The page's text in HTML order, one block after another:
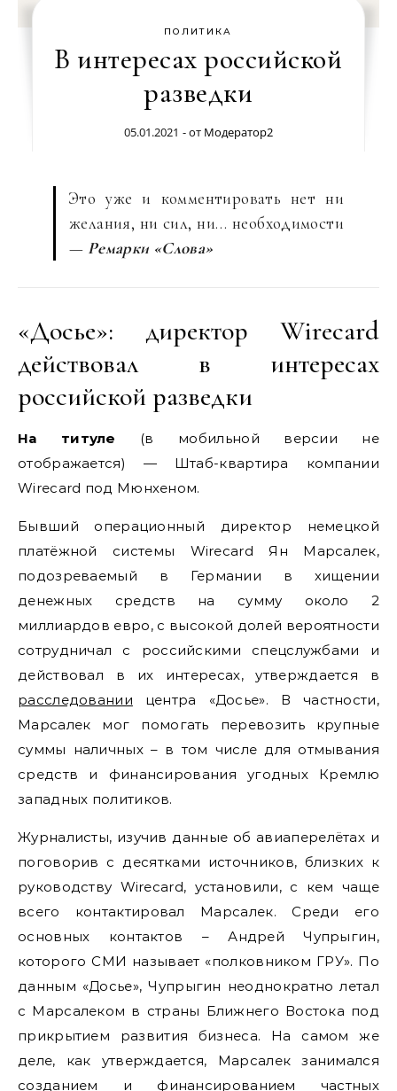
ПОЛИТИКА
В интересах российской
разведки
05.01.2021 - от Модератор2
Это уже и комментировать нет ни
желания, ни сил, ни… необходимости
— Ремарки «Слова»
«Досье»: директор Wirecard
действовал в интересах
российской разведки
На титуле (в мобильной версии не
отображается) — Штаб-квартира компании
Wirecard под Мюнхеном.
Бывший операционный директор немецкой
платёжной системы Wirecard Ян Марсалек,
подозреваемый в Германии в хищении
денежных средств на сумму около 2
миллиардов евро, с высокой долей вероятности
сотрудничал с российскими спецслужбами и
действовал в их интересах, утверждается в
расследовании центра «Досье». В частности,
Марсалек мог помогать перевозить крупные
суммы наличных – в том числе для отмывания
средств и финансирования угодных Кремлю
западных политиков.
Журналисты, изучив данные об авиаперелётах и
поговорив с десятками источников, близких к
руководству Wirecard, установили, с кем чаще
всего контактировал Марсалек. Среди его
основных контактов – Андрей Чупрыгин,
которого СМИ называет «полковником ГРУ». По
данным «Досье», Чупрыгин неоднократно летал
с Марсалеком в страны Ближнего Востока под
прикрытием развития бизнеса. На самом же
деле, как утверждается, Марсалек занимался
созданием и финансированием частных